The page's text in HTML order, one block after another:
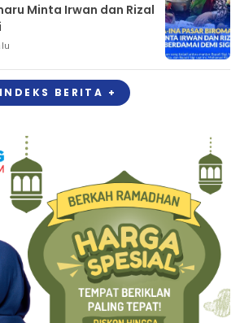
Minta Irwan dan Rizal
INDEKS BERITA +